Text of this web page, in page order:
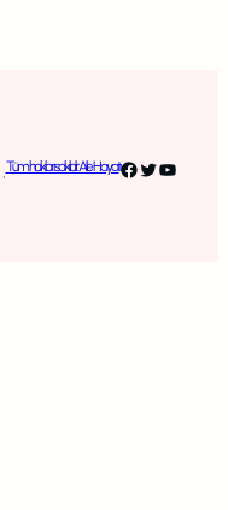
Tüm hakları saklıdır. Aile HayatıFacebook
Twitter